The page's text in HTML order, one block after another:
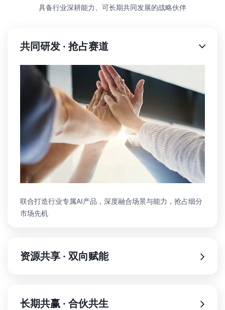
具备行业深耕能力、可长期共同发展的战略伙伴
共同研发 · 抢占赛道
联合打造行业专属AI产品，深度融合场景与能力，抢占细分
市场先机
资源共享 · 双向赋能
长期共赢 · 合伙共生